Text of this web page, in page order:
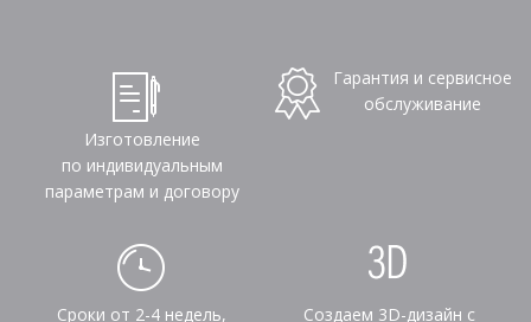
Изготовление
по индивидуальным
параметрам и договору
Гарантия и сервисное
обслуживание
Сроки от 2-4 недель,
Создаем 3D-дизайн с